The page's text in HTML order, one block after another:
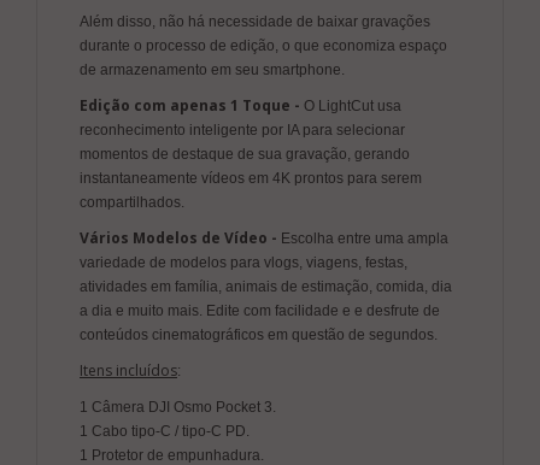
Além disso, não há necessidade de baixar gravações
durante o processo de edição, o que economiza espaço
de armazenamento em seu smartphone.
Edição com apenas 1 Toque - O LightCut usa
reconhecimento inteligente por IA para selecionar
momentos de destaque de sua gravação, gerando
instantaneamente vídeos em 4K prontos para serem
compartilhados.
Vários Modelos de Vídeo - Escolha entre uma ampla
variedade de modelos para vlogs, viagens, festas,
atividades em família, animais de estimação, comida, dia
a dia e muito mais. Edite com facilidade e e desfrute de
conteúdos cinematográficos em questão de segundos.
Itens incluídos:
1 Câmera DJI Osmo Pocket 3.
1 Cabo tipo-C / tipo-C PD.
1 Protetor de empunhadura.